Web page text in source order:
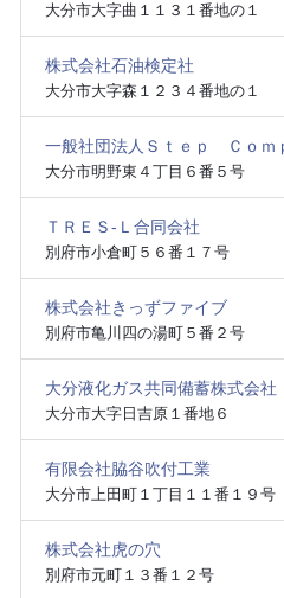
大分市大字曲１１３１番地の１
株式会社石油検定社
大分市大字森１２３４番地の１
一般社団法人Ｓｔｅｐ Ｃｏｍ
大分市明野東４丁目６番５号
ＴＲＥＳ‐Ｌ合同会社
別府市小倉町５６番１７号
株式会社きっずファイブ
別府市亀川四の湯町５番２号
大分液化ガス共同備蓄株式会社
大分市大字日吉原１番地６
有限会社脇谷吹付工業
大分市上田町１丁目１１番１９号
株式会社虎の穴
別府市元町１３番１２号